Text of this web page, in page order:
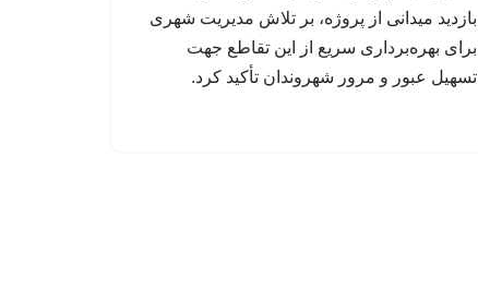
بازدید میدانی از پروژه، بر تلاش مدیریت شهری
برای بهره‌برداری سریع از این تقاطع جهت
تسهیل عبور و مرور شهروندان تأکید کرد.